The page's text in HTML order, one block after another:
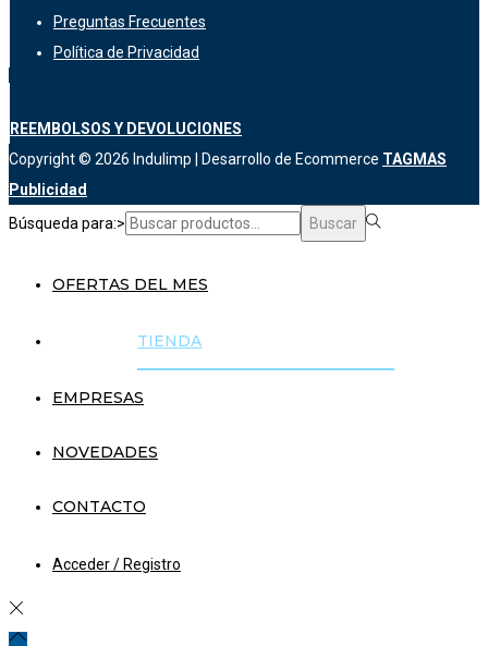
Preguntas Frecuentes
Política de Privacidad
REEMBOLSOS Y DEVOLUCIONES
Copyright © 2026 Indulimp | Desarrollo de Ecommerce TAGMAS
Publicidad
Búsqueda para:>
Buscar
OFERTAS DEL MES
TIENDA
EMPRESAS
NOVEDADES
CONTACTO
Acceder / Registro